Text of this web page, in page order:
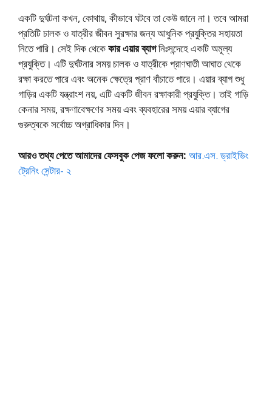
একটি দুর্ঘটনা কখন, কোথায়, কীভাবে ঘটবে তা কেউ জানে না। তবে আমরা
প্রতিটি চালক ও যাত্রীর জীবন সুরক্ষার জন্য আধুনিক প্রযুক্তির সহায়তা
নিতে পারি। সেই দিক থেকেকার এয়ার ব্যাগনিঃসন্দেহে একটি অমূল্য
প্রযুক্তি। এটি দুর্ঘটনার সময় চালক ও যাত্রীকে প্রাণঘাতী আঘাত থেকে
রক্ষা করতে পারে এবং অনেক ক্ষেত্রে প্রাণ বাঁচাতে পারে। এয়ার ব্যাগ শুধু
গাড়ির একটি যন্ত্রাংশ নয়, এটি একটি জীবন রক্ষাকারী প্রযুক্তি। তাই গাড়ি
কেনার সময়, রক্ষণাবেক্ষণের সময় এবং ব্যবহারের সময় এয়ার ব্যাগের
গুরুত্বকে সর্বোচ্চ অগ্রাধিকার দিন।
আরও তথ্য পেতে আমাদের ফেসবুক পেজ ফলো করুন: আর.এস. ড্রাইভিং
ট্রেনিং সেন্টার- ২